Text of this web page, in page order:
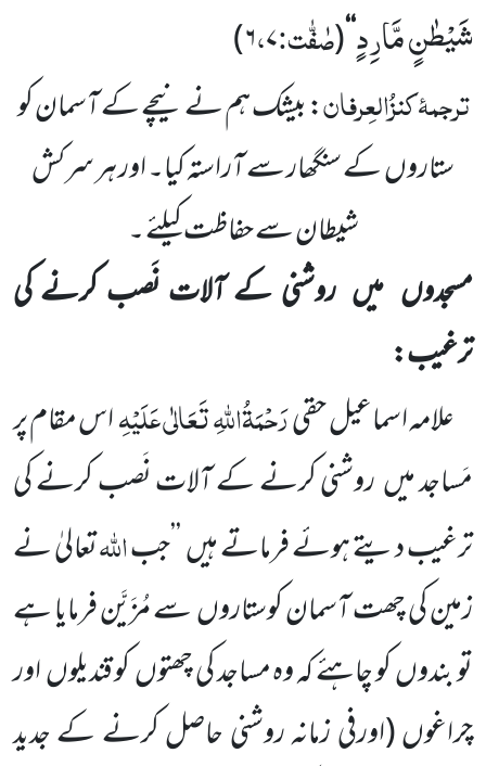
شَیْطٰنٍ مَّارِدٍ‘‘
(صٰفّٰت: ۶،۷ )
ترجمۂکنزُالعِرفان: بیشک ہم نے نیچے کے آسمان کو
ستاروںکے سنگھار سے آراستہ کیا۔ اور ہر سرکش
شیطان سے حفاظت کیلئے ۔
مسجدوں میں روشنی کے آلات نَصب کرنے کی
ترغیب:
علامہ اسماعیل حقیرَحْمَۃُاللّٰہِ تَعَالٰی عَلَیْہِاس مقام پر
مَساجد میںروشنی کرنےکے آلات نَصب کرنے کی
ترغیبدیتے ہوئے فرماتے ہیں’’جباللّٰہتعالیٰ نے
زمین کی چھت آسمان کوستاروںسے مُزَیَّن فرمایا ہے
تو بندوںکو چاہئےکہ وہ مساجد کی چھتوںکو قندیلوںاور
چراغوں(اورفی زمانہ روشنی حاصل کرنے کے جدید